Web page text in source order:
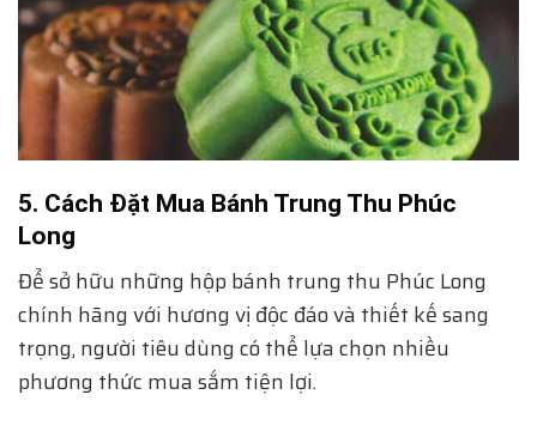
5. Cách Đặt Mua Bánh Trung Thu Phúc
Long
Để sở hữu những hộp bánh trung thu Phúc Long
chính hãng với hương vị độc đáo và thiết kế sang
trọng, người tiêu dùng có thể lựa chọn nhiều
phương thức mua sắm tiện lợi.